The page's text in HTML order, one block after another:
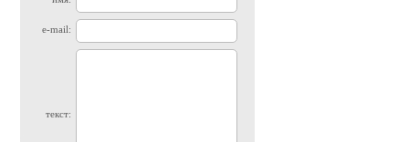
e-mail:
текст: